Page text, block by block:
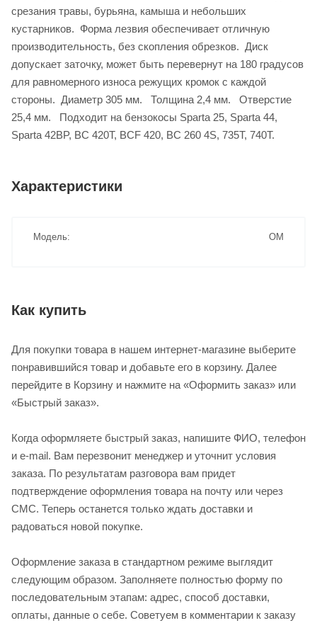
срезания травы, бурьяна, камыша и небольших
кустарников. Форма лезвия обеспечивает отличную
производительность, без скопления обрезков. Диск
допускает заточку, может быть перевернут на 180 градусов
для равномерного износа режущих кромок с каждой
стороны. Диаметр 305 мм. Толщина 2,4 мм. Отверстие
25,4 мм. Подходит на бензокосы Sparta 25, Sparta 44,
Sparta 42BP, BC 420T, BCF 420, BC 260 4S, 735T, 740T.
Характеристики
Модель OM
Как купить
Для покупки товара в нашем интернет-магазине выберите
понравившийся товар и добавьте его в корзину. Далее
перейдите в Корзину и нажмите на «Оформить заказ» или
«Быстрый заказ».
Когда оформляете быстрый заказ, напишите ФИО, телефон
и e-mail. Вам перезвонит менеджер и уточнит условия
заказа. По результатам разговора вам придет
подтверждение оформления товара на почту или через
СМС. Теперь останется только ждать доставки и
радоваться новой покупке.
Оформление заказа в стандартном режиме выглядит
следующим образом. Заполняете полностью форму по
последовательным этапам: адрес, способ доставки,
оплаты, данные о себе. Советуем в комментарии к заказу